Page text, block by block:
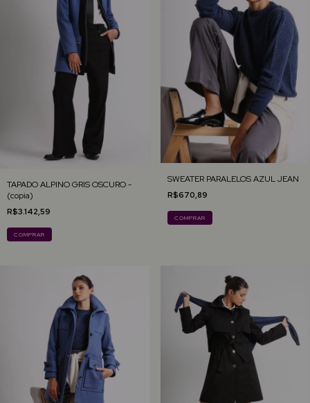
TAPADO ALPINO GRIS OSCURO -
(copia)
R$3.142,59
COMPRAR
SWEATER PARALELOS AZUL JEAN
R$670,89
COMPRAR